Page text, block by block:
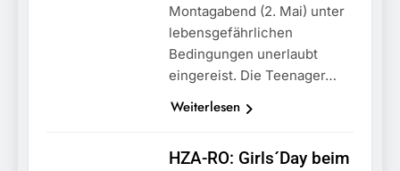
Montagabend (2. Mai) unter
lebensgefährlichen
Bedingungen unerlaubt
eingereist. Die Teenager…
Weiterlesen
HZA-RO: Girls´Day beim